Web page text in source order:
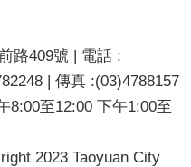
路409號 | 電話 :
| 傳真 :(03)4788157
8:00至12:00 下午1:00至
2023 Taoyuan City